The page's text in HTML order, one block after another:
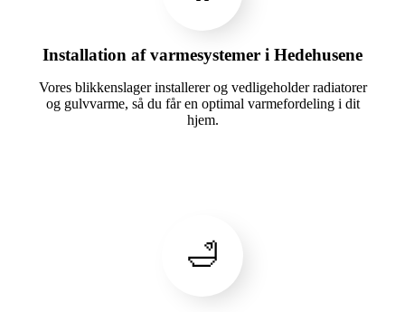
Installation af varmesystemer i Hedehusene
Vores blikkenslager installerer og vedligeholder radiatorer
og gulvvarme, så du får en optimal varmefordeling i dit
hjem.
🛁